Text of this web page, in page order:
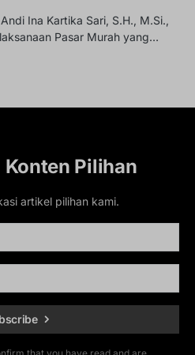
Ina Kartika Sari, S.H., M.Si.,
Pasar Murah yang…
Konten Pilihan
artikel pilihan kami.